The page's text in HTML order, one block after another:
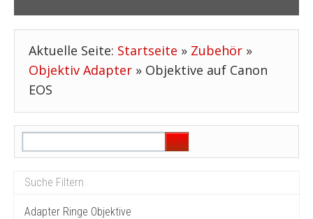
Aktuelle Seite: Startseite » Zubehör »
Objektiv Adapter » Objektive auf Canon
EOS
Adapter Ringe Objektive